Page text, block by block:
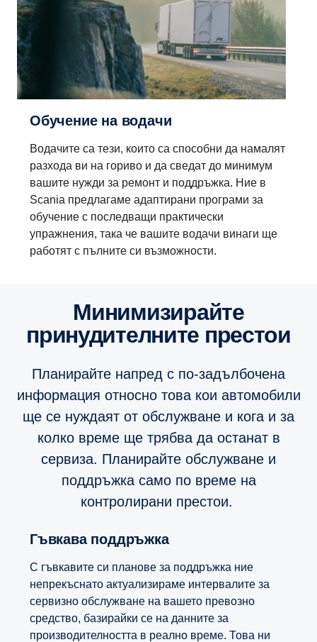
Обучение на водачи
Водачите са тези, които са способни да намалят
разхода ви на гориво и да сведат до минимум
вашите нужди за ремонт и поддръжка. Ние в
Scania предлагаме адаптирани програми за
обучение с последващи практически
упражнения, така че вашите водачи винаги ще
работят с пълните си възможности.
Минимизирайте
принудителните престои
Планирайте напред с по-задълбочена
информация относно това кои автомобили
ще се нуждаят от обслужване и кога и за
колко време ще трябва да останат в
сервиза. Планирайте обслужване и
поддръжка само по време на
контролирани престои.
Гъвкава поддръжка
С гъвкавите си планове за поддръжка ние
непрекъснато актуализираме интервалите за
сервизно обслужване на вашето превозно
средство, базирайки се на данните за
производителността в реално време. Това ни